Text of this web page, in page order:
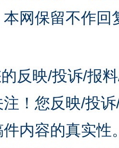
网保留不作
反映/投诉/报
！您反映/投
内容的真实